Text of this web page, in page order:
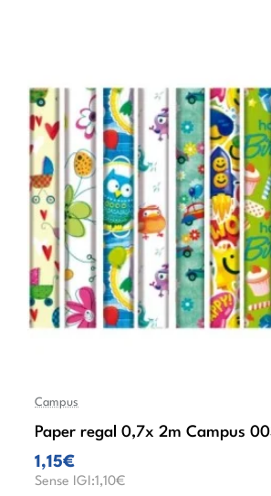
Campus
Paper regal 0,7x 2m Campus
1,15€
Sense IGI:1,10€